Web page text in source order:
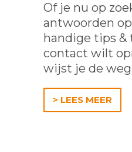
Of je nu op
antwoorden
handige tips &
contact wilt
wijst je de
> LEES MEER